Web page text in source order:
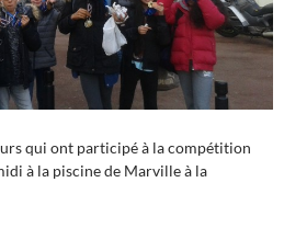
qui ont participé à la compétition
à la piscine de Marville à la